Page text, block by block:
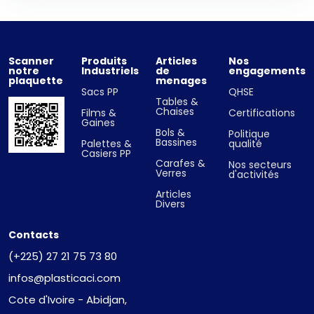
Scanner
notre
plaquette
Produits
Industriels
Sacs PP
Films &
Gaines
Palettes &
Casiers PP
Articles
de
menages
Tables &
Chaises
Bols &
Bassines
Carafes &
Verres
Articles
Divers
Nos
engagements
QHSE
Certifications
Politique
qualité
Nos secteurs
d'activités
Contacts
(+225) 27 21 75 73 80
infos@plasticaci.com
Cote d'Ivoire - Abidjan,